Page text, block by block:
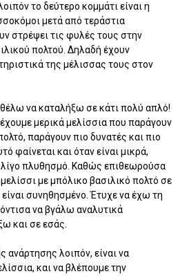
το δεύτερο κομμάτι είναι η
μετά από τεράστια
στρέψει τις φυλές τους στην
πολτού. Δηλαδή έχουν
της μέλισσας τους στον
να καταλήξω σε κάτι πολύ απλό!
μερικά μελίσσια που παράγουν
παράγουν πιο δυνατές και πιο
φαίνεται και όταν είναι μικρά,
πλυθησμό. Καθώς επιθεωρούσα
με μπόλικο βασιλικό πολτό σε
συνηθησμένο. Έτυχε να έχω τη
να βγάλω αναλυτικά
και σε εσάς.
ανάρτησης λοιπόν, είναι να
και να βλέπουμε την